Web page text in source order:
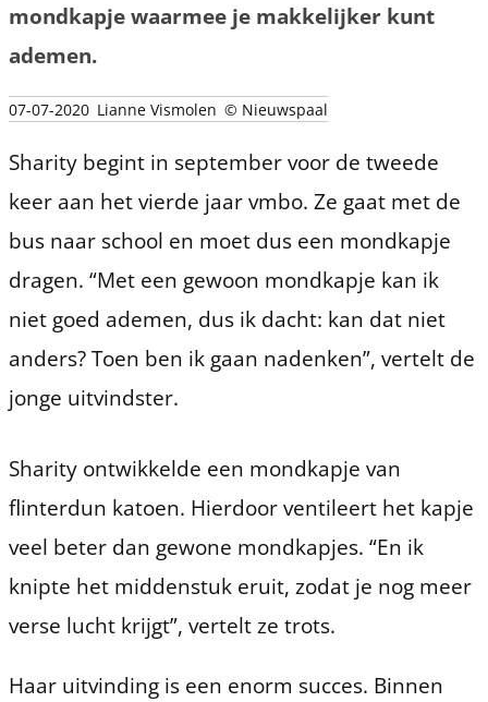
mondkapje waarmee je makkelijker kunt
ademen.
07-07-2020 Lianne Vismolen © Nieuwspaal
Sharity begint in september voor de tweede
keer aan het vierde jaar vmbo. Ze gaat met de
bus naar school en moet dus een mondkapje
dragen. “Met een gewoon mondkapje kan ik
niet goed ademen, dus ik dacht: kan dat niet
anders? Toen ben ik gaan nadenken”, vertelt de
jonge uitvindster.
Sharity ontwikkelde een mondkapje van
flinterdun katoen. Hierdoor ventileert het kapje
veel beter dan gewone mondkapjes. “En ik
knipte het middenstuk eruit, zodat je nog meer
verse lucht krijgt”, vertelt ze trots.
Haar uitvinding is een enorm succes. Binnen